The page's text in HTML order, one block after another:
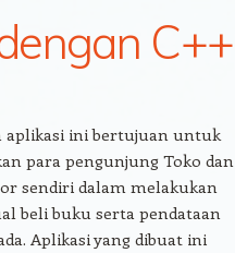
C++
aplikasi ini bertujuan untuk
para pengunjung Toko dan
sendiri dalam melakukan
beli buku serta pendataan
Aplikasi yang dibuat ini